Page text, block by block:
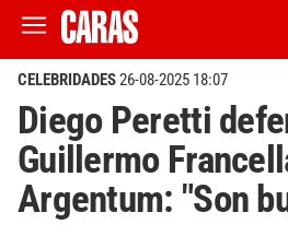
CELEBRIDADES26-08-2025 18:07
Diego Peretti
Guillermo
Argentum: "Son